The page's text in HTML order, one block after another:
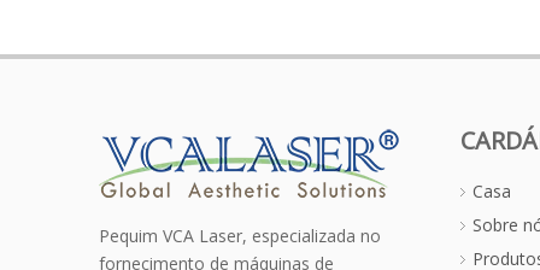
Pequim VCA Laser, especializada no
fornecimento de máquinas de
Casa
Sobre